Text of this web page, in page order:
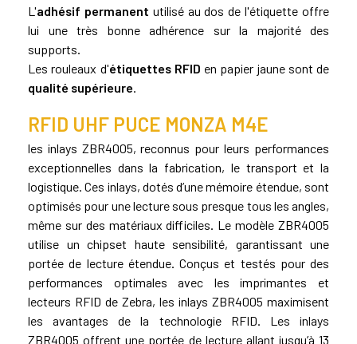
L'adhésif permanent utilisé au dos de l'étiquette offre
lui une très bonne adhérence sur la majorité des
supports.
Les rouleaux d'étiquettes RFID en papier jaune sont de
qualité supérieure
RFID UHF PUCE MONZA M4E
les inlays ZBR4005, reconnus pour leurs performances
exceptionnelles dans la fabrication, le transport et la
logistique. Ces inlays, dotés d’une mémoire étendue, sont
optimisés pour une lecture sous presque tous les angles,
même sur des matériaux difficiles. Le modèle ZBR4005
utilise un chipset haute sensibilité, garantissant une
portée de lecture étendue. Conçus et testés pour des
performances optimales avec les imprimantes et
lecteurs RFID de Zebra, les inlays ZBR4005 maximisent
les avantages de la technologie RFID. Les inlays
ZBR4005 offrent une portée de lecture allant jusqu’à 13